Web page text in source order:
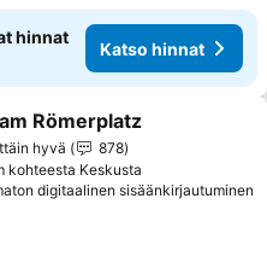
hinnat
Katso hinnat
suosikkeihin
Römerplatz
hyvä
878
kohteesta Keskusta
digitaalinen sisäänkirjautuminen